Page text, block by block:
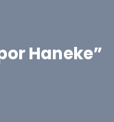
Haneke”